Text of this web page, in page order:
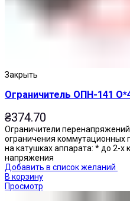
Закрыть
Ограничитель ОПН-141
₴374.70
Ограничители
ограничения
на катушках аппарата: * до 2-х
напряжения
Добавить в список желаний
В корзину
Просмотр